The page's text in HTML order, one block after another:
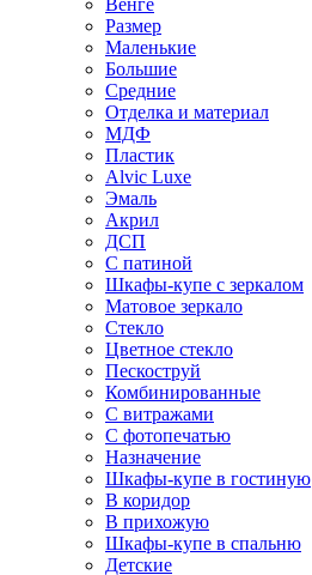
Венге
Размер
Маленькие
Большие
Средние
Отделка и материал
МДФ
Пластик
Alvic Luxe
Эмаль
Акрил
ДСП
С патиной
Шкафы-купе с зеркалом
Матовое зеркало
Стекло
Цветное стекло
Пескоструй
Комбинированные
С витражами
С фотопечатью
Назначение
Шкафы-купе в гостиную
В коридор
В прихожую
Шкафы-купе в спальню
Детские